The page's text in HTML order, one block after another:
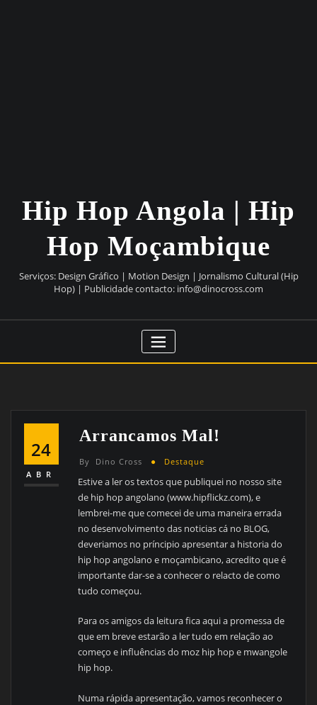
Hip Hop Angola | Hip
Hop Moçambique
Serviços: Design Gráfico | Motion Design | Jornalismo Cultural (Hip
Hop) | Publicidade contacto: info@dinocross.com
24
ABR
Arrancamos Mal!
By Dino Cross Destaque
Estive a ler os textos que publiquei no nosso site
de hip hop angolano (www.hipflickz.com), e
lembrei-me que comecei de uma maneira errada
no desenvolvimento das noticias cá no BLOG,
deveriamos no príncipio apresentar a historia do
hip hop angolano e moçambicano, acredito que é
importante dar-se a conhecer o relacto de como
tudo começou.
Para os amigos da leitura fica aqui a promessa de
que em breve estarão a ler tudo em relação ao
começo e influências do moz hip hop e mwangole
hip hop.
Numa rápida apresentação, vamos reconhecer o